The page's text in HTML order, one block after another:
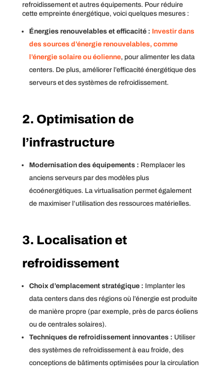
refroidissement et autres équipements. Pour réduire
cette empreinte énergétique, voici quelques mesures :
Énergies renouvelables et efficacité : Investir dans
des sources d’énergie renouvelables, comme
l’énergie solaire ou éolienne, pour alimenter les data
centers. De plus, améliorer l’efficacité énergétique des
serveurs et des systèmes de refroidissement.
2. Optimisation de
l’infrastructure
Modernisation des équipements : Remplacer les
anciens serveurs par des modèles plus
écoénergétiques. La virtualisation permet également
de maximiser l’utilisation des ressources matérielles.
3. Localisation et
refroidissement
Choix d’emplacement stratégique : Implanter les
data centers dans des régions où l’énergie est produite
de manière propre (par exemple, près de parcs éoliens
ou de centrales solaires).
Techniques de refroidissement innovantes : Utiliser
des systèmes de refroidissement à eau froide, des
conceptions de bâtiments optimisées pour la circulation